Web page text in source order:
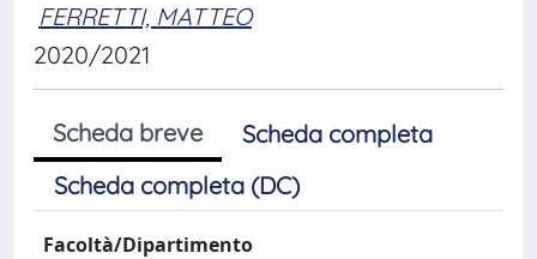
FERRETTI, MATTEO
2020/2021
Scheda breve
Scheda completa
Scheda completa (DC)
Facoltà/Dipartimento